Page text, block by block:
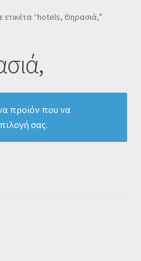
Newsletter του Dealistas.gr
ετικέτα “hotels, Θηρασιά,”
προϊόν που να
σας.